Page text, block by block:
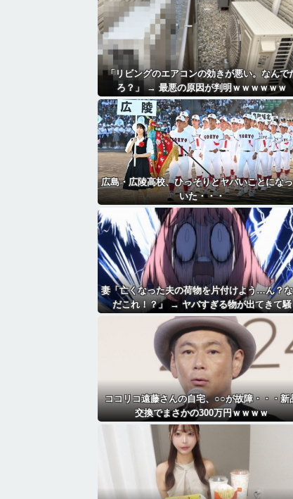
「リビングのエアコンの効きが悪い。なんで
ろ？」 → 最悪の原因が判明ｗｗｗｗｗｗ
広島・広陵高校、ひっそりとヤバいことにな
いた・・・
妻「亡くなった夫の荷物を片付けよう…ん？
だこれ！？」 → ヤバすぎる物が出てきて騒
然・・・
ココリコ遠藤さんの自宅、○○が故障・・・新
交換でまさかの300万円ｗｗｗｗ